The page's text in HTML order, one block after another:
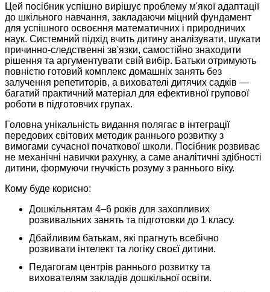
Цей посібник успішно вирішує проблему м'якої адаптації
до шкільного навчання, закладаючи міцний фундамент
для успішного освоєння математичних і природничих
наук. Системний підхід вчить дитину аналізувати, шукати
причинно-следственні зв'язки, самостійно знаходити
рішення та аргументувати свій вибір. Батьки отримують
повністю готовий комплекс домашніх занять без
залучення репетиторів, а вихователі дитячих садків —
багатий практичний матеріал для ефективної групової
роботи в підготовчих групах.
Головна унікальність видання полягає в інтеграції
передових світових методик раннього розвитку з
вимогами сучасної початкової школи. Посібник розвиває
не механічні навички рахунку, а саме аналітичні здібності
дитини, формуючи гнучкість розуму з раннього віку.
Кому буде корисно:
Дошкільнятам 4–6 років для захопливих
розвивальних занять та підготовки до 1 класу.
Дбайливим батькам, які прагнуть всебічно
розвивати інтелект та логіку своєї дитини.
Педагогам центрів раннього розвитку та
вихователям закладів дошкільної освіти.